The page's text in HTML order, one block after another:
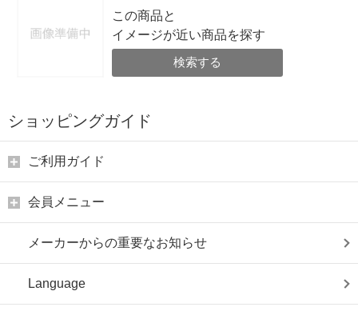
この商品と
イメージが近い商品を探す
検索する
ショッピングガイド
ご利用ガイド
会員メニュー
メーカーからの重要なお知らせ
Language